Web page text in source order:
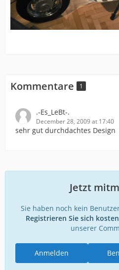
Kommentare 1
.-Es_LeBt-.
December 28, 2009 at 17:40
sehr gut durchdachtes Design
Jetzt
Sie haben noch kein
Registrieren Sie sich
unserer
Anmelden